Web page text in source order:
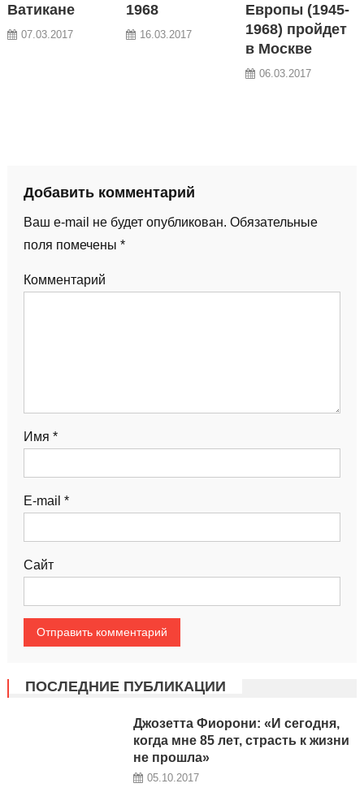
Ватикане
07.03.2017
1968
16.03.2017
Европы (1945-
1968) пройдет
в Москве
06.03.2017
Добавить комментарий
Ваш e-mail не будет опубликован. Обязательные
поля помечены *
Комментарий
Имя *
E-mail *
Сайт
ПОСЛЕДНИЕ ПУБЛИКАЦИИ
Джозетта Фиорони: «И сегодня,
когда мне 85 лет, страсть к жизни
не прошла»
05.10.2017